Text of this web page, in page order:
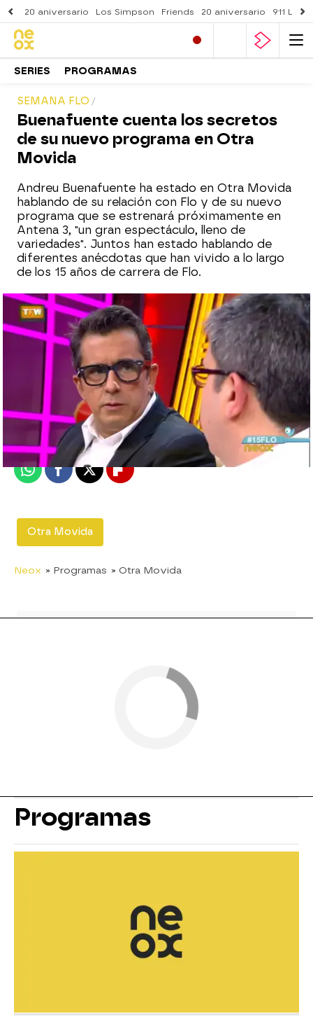
20 aniversario Los Simpson Friends 20 aniversario 911
SERIES PROGRAMAS
SEMANA FLO
Buenafuente cuenta los secretos
de su nuevo programa en Otra
Movida
Andreu Buenafuente ha estado en Otra Movida
hablando de su relación con Flo y de su nuevo
programa que se estrenará próximamente en
Antena 3, "un gran espectáculo, lleno de
variedades". Juntos han estado hablando de
diferentes anécdotas que han vivido a lo largo
de los 15 años de carrera de Flo.
neox
Madrid
Publicado: 22 de febrero de 2012, 18:17
WhatsappFacebook
X Flipboard
Otra Movida
Neox » Programas » Otra Movida
Programas